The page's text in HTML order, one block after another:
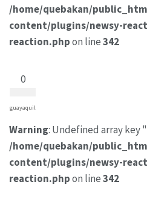
/home/quebakan/
content/plugins/newsy-
reaction.phpon line342
0
guayaquil
Warning: Undefined array key
/home/quebakan/
content/plugins/newsy-
reaction.phpon line342